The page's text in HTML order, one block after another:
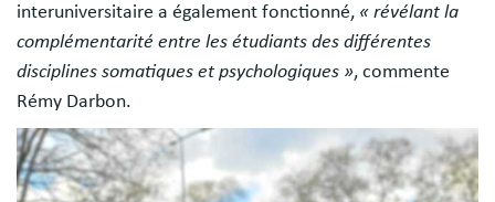
interuniversitaire a également fonctionné, « révélant la
complémentarité entre les étudiants des différentes
disciplines somatiques et psychologiques », commente
Rémy Darbon.
Image